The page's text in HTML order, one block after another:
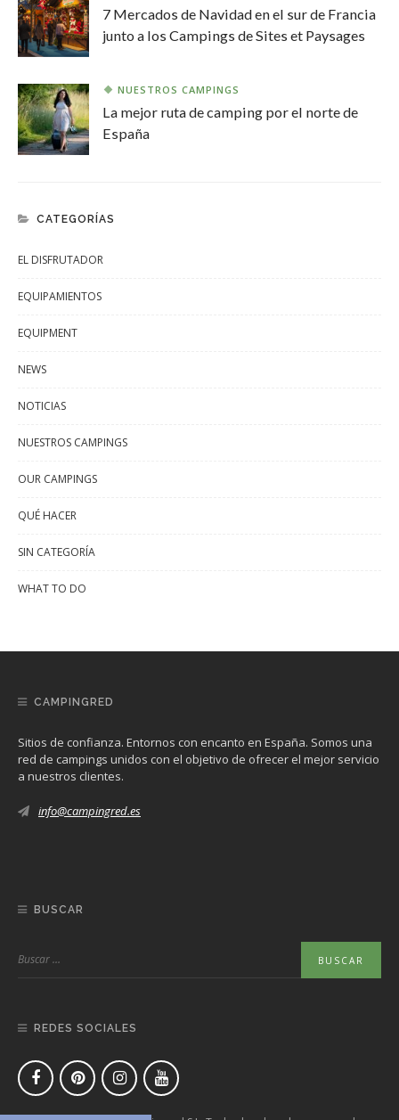
7 Mercados de Navidad en el sur de Francia
junto a los Campings de Sites et Paysages
NUESTROS CAMPINGS
La mejor ruta de camping por el norte de
España
CATEGORÍAS
EL DISFRUTADOR
EQUIPAMIENTOS
EQUIPMENT
NEWS
NOTICIAS
NUESTROS CAMPINGS
OUR CAMPINGS
QUÉ HACER
SIN CATEGORÍA
WHAT TO DO
CAMPINGRED
Sitios de confianza. Entornos con encanto en España. Somos una
red de campings unidos con el objetivo de ofrecer el mejor servicio
a nuestros clientes.
info@campingred.es
BUSCAR
REDES SOCIALES